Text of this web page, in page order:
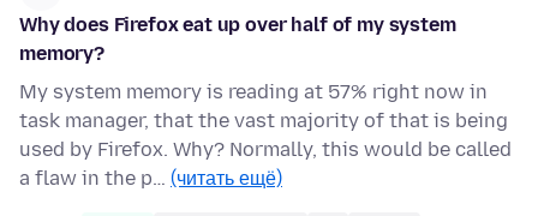
Why does Firefox eat up over half of my system
memory?
My system memory is reading at 57% right now in
task manager, that the vast majority of that is being
used by Firefox. Why? Normally, this would be called
a flaw in the p… (читать ещё)